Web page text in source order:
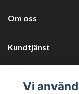
Om oss
Kundtjänst
Vi